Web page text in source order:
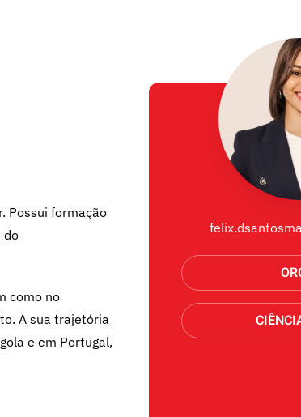
Possui formação
do
como no
A sua trajetória
e em Portugal,